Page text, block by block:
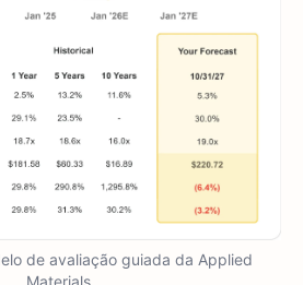
de avaliação guiada da Applied